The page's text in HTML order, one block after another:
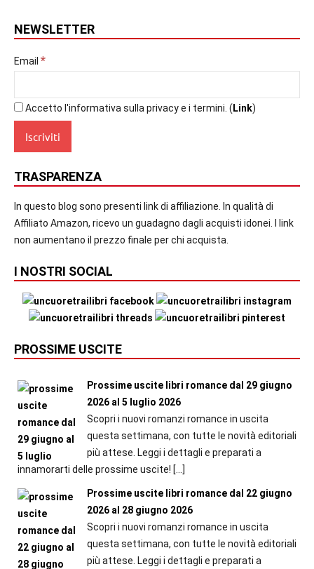
NEWSLETTER
Email *
Accetto l'informativa sulla privacy e i termini. ( Link)
TRASPARENZA
In questo blog sono presenti link di affiliazione. In qualità di
Affiliato Amazon, ricevo un guadagno dagli acquisti idonei. I link
non aumentano il prezzo finale per chi acquista.
I NOSTRI SOCIAL
PROSSIME USCITE
Prossime uscite libri romance dal 29 giugno
2026 al 5 luglio 2026
Scopri i nuovi romanzi romance in uscita
questa settimana, con tutte le novità editoriali
più attese. Leggi i dettagli e preparati a
innamorarti delle prossime uscite! […]
Prossime uscite libri romance dal 22 giugno
2026 al 28 giugno 2026
Scopri i nuovi romanzi romance in uscita
questa settimana, con tutte le novità editoriali
più attese. Leggi i dettagli e preparati a